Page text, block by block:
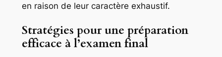
en raison de leur caractère exhaustif.
Stratégies pour une préparation
efficace à l’examen final